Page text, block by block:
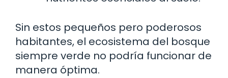
Sin estos pequeños pero poderosos
habitantes, el ecosistema del bosque
siempre verde no podría funcionar de
manera óptima.